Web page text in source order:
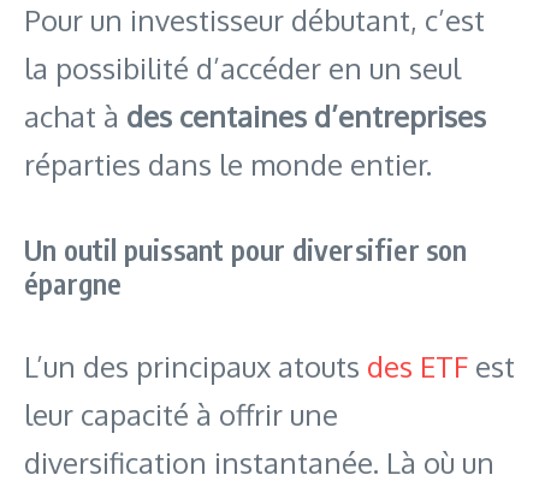
Pour un investisseur débutant, c’est
la possibilité d’accéder en un seul
achat à des centaines d’entreprises
réparties dans le monde entier.
Un outil puissant pour diversifier son
épargne
L’un des principaux atouts des ETF est
leur capacité à offrir une
diversification instantanée. Là où un